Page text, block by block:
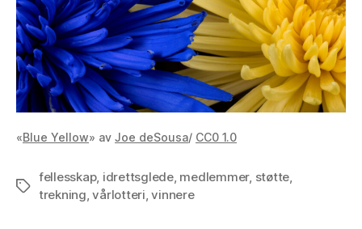
«Blue Yellow» av Joe deSousa/ CC0 1.0
Stikkord
fellesskap, idrettsglede, medlemmer, støtte,
trekning,vårlotteri,vinnere